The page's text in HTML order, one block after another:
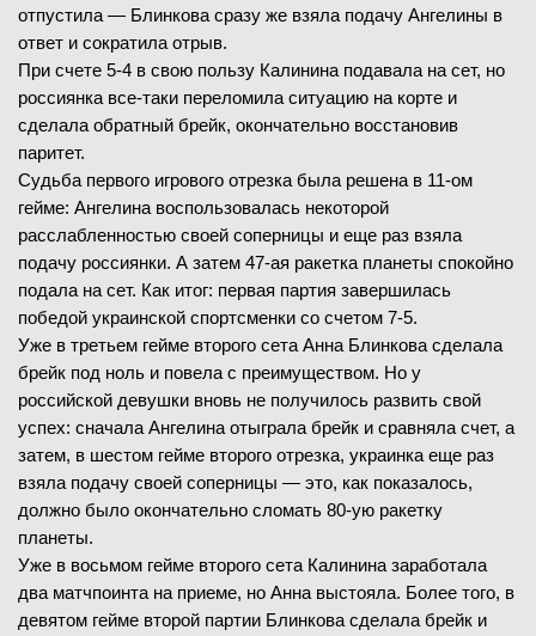
отпустила — Блинкова сразу же взяла подачу Ангелины в
ответ и сократила отрыв.
При счете 5-4 в свою пользу Калинина подавала на сет, но
россиянка все-таки переломила ситуацию на корте и
сделала обратный брейк, окончательно восстановив
паритет.
Судьба первого игрового отрезка была решена в 11-ом
гейме: Ангелина воспользовалась некоторой
расслабленностью своей соперницы и еще раз взяла
подачу россиянки. А затем 47-ая ракетка планеты спокойно
подала на сет. Как итог: первая партия завершилась
победой украинской спортсменки со счетом 7-5.
Уже в третьем гейме второго сета Анна Блинкова сделала
брейк под ноль и повела с преимуществом. Но у
российской девушки вновь не получилось развить свой
успех: сначала Ангелина отыграла брейк и сравняла счет, а
затем, в шестом гейме второго отрезка, украинка еще раз
взяла подачу своей соперницы — это, как показалось,
должно было окончательно сломать 80-ую ракетку
планеты.
Уже в восьмом гейме второго сета Калинина заработала
два матчпоинта на приеме, но Анна выстояла. Более того, в
девятом гейме второй партии Блинкова сделала брейк и